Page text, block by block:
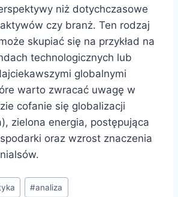
niż dotychczasowe
czy branż. Ten rodzaj
skupiać się na przykład na
technologicznych lub
globalnymi
warto zwracać uwagę w
cofanie się globalizacji
zielona energia, postępująca
oraz wzrost znaczenia
#analiza